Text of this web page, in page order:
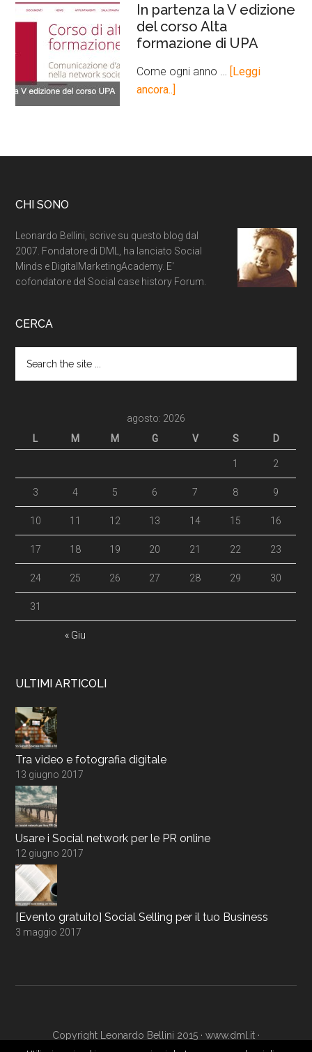
In partenza la V edizione
del corso Alta
formazione di UPA
Come ogni anno … [Leggi
ancora..]
CHI SONO
Leonardo Bellini, scrive su questo blog dal
2007. Fondatore di DML, ha lanciato Social
Minds e DigitalMarketingAcademy. E'
cofondatore del Social case history Forum.
CERCA
agosto: 2026
L
M M G V S D
« Giu
1 2
3 4 5 6 7 8 9
10 11 12 13 14 15 16
17 18 19 20 21 22 23
24 25 26 27 28 29 30
31
ULTIMI ARTICOLI
Tra video e fotografia digitale
13 giugno 2017
Usare i Social network per le PR online
12 giugno 2017
[Evento gratuito] Social Selling per il tuo Business
3 maggio 2017
Copyright Leonardo Bellini 2015 · www.dml.it ·